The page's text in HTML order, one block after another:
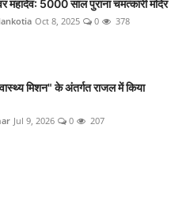
5000 साल पुराना चमत्कारी मंदिर
Oct 8, 2025 0 378
मिशन" के अंतर्गत राजल में किया
Jul 9, 2026 0 207